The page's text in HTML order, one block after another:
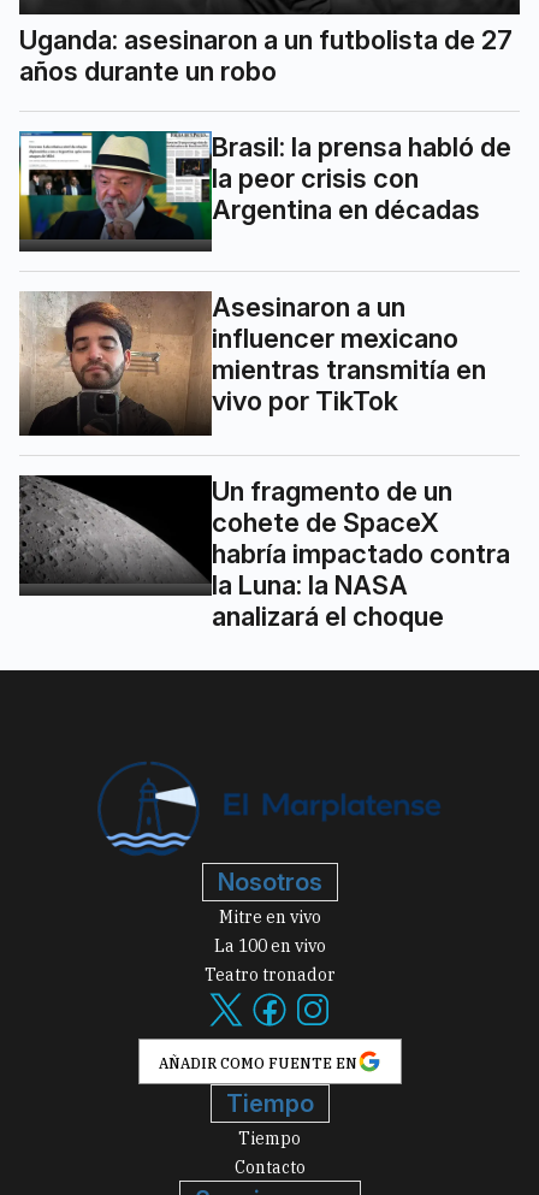
Uganda: asesinaron a un futbolista de 27
años durante un robo
Brasil: la prensa habló de
la peor crisis con
Argentina en décadas
Asesinaron a un
influencer mexicano
mientras transmitía en
vivo por TikTok
Un fragmento de un
cohete de SpaceX
habría impactado contra
la Luna: la NASA
analizará el choque
Nosotros
Mitre en vivo
La 100 en vivo
Teatro tronador
AÑADIR COMO FUENTE EN
Tiempo
Tiempo
Contacto